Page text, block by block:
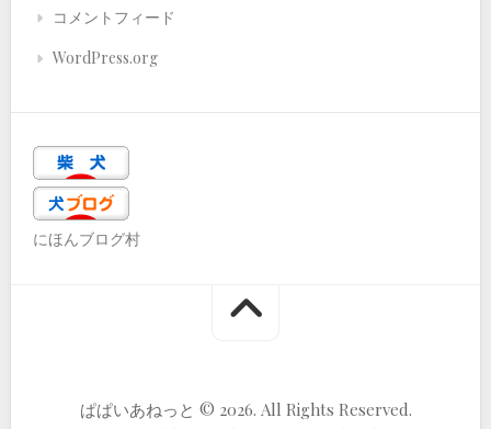
コメントフィード
WordPress.org
にほんブログ村
ぱぱいあねっと © 2026. All Rights Reserved.